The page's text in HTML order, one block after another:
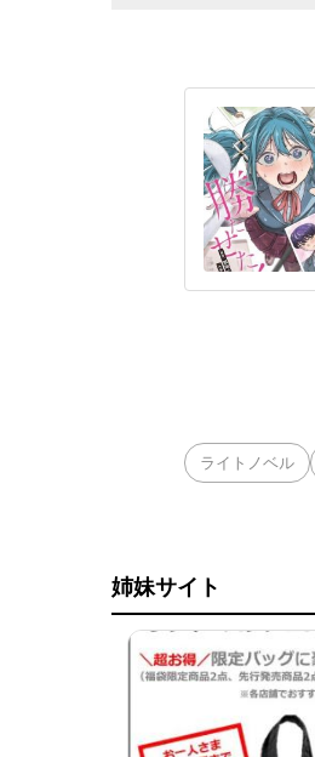
ライトノベル
姉妹サイト